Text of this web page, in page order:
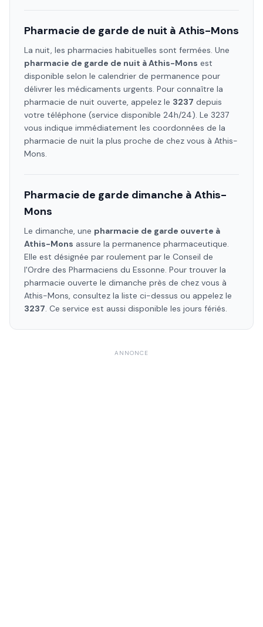
Pharmacie de garde de nuit à Athis-Mons
La nuit, les pharmacies habituelles sont fermées. Une
pharmacie de garde de nuit àAthis-Mons est
disponible selon le calendrier de permanence pour
délivrer les médicaments urgents. Pour connaître la
pharmacie de nuit ouverte, appelez le 3237 depuis
votre téléphone (service disponible 24h/24). Le 3237
vous indique immédiatement les coordonnées de la
pharmacie de nuit la plus proche de chez vous à Athis-
Mons.
Pharmacie de garde dimanche à Athis-
Mons
Le dimanche, une pharmacie de garde ouverte à
Athis-Mons assure la permanence pharmaceutique.
Elle est désignée par roulement par le Conseil de
l'Ordre des Pharmaciens du Essonne. Pour trouver la
pharmacie ouverte le dimanche près de chez vous à
Athis-Mons, consultez la liste ci-dessus ou appelez le
3237. Ce service est aussi disponible les jours fériés.
ANNONCE